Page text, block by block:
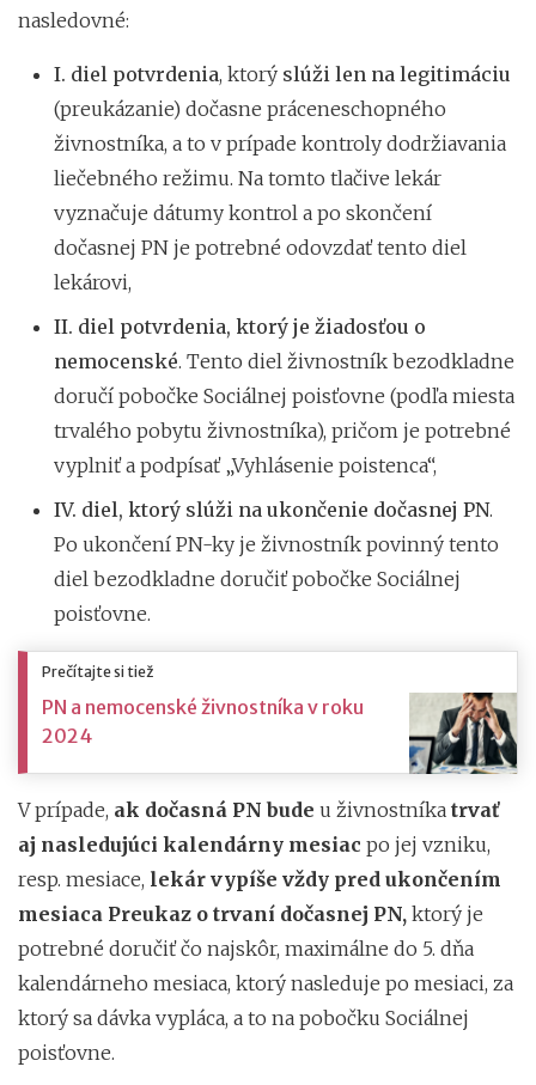
nasledovné:
I. diel potvrdenia, ktorý slúži len na legitimáciu
(preukázanie) dočasne práceneschopného
živnostníka, a to v prípade kontroly dodržiavania
liečebného režimu. Na tomto tlačive lekár
vyznačuje dátumy kontrol a po skončení
dočasnej PN je potrebné odovzdať tento diel
lekárovi,
II. diel potvrdenia, ktorý je žiadosťou o
nemocenské. Tento diel živnostník bezodkladne
doručí pobočke Sociálnej poisťovne (podľa miesta
trvalého pobytu živnostníka), pričom je potrebné
vyplniť a podpísať „Vyhlásenie poistenca“,
IV. diel, ktorý slúži na ukončenie dočasnej PN.
Po ukončení PN-ky je živnostník povinný tento
diel bezodkladne doručiť pobočke Sociálnej
poisťovne.
Prečítajte si tiež
PN a nemocenské živnostníka v roku
2024
V prípade, ak dočasná PN bude u živnostníka trvať
aj nasledujúci kalendárny mesiac po jej vzniku,
resp. mesiace, lekár vypíše vždy pred ukončením
mesiaca Preukaz o trvaní dočasnej PN, ktorý je
potrebné doručiť čo najskôr, maximálne do 5. dňa
kalendárneho mesiaca, ktorý nasleduje po mesiaci, za
ktorý sa dávka vypláca, a to na pobočku Sociálnej
poisťovne.